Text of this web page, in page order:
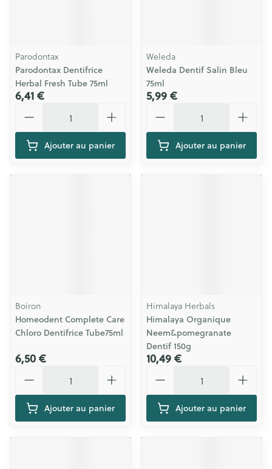
Parodontax
Parodontax Dentifrice
Herbal Fresh Tube 75ml
6,41 €
Ajouter au panier
Weleda
Weleda Dentif Salin Bleu
75ml
5,99 €
Ajouter au panier
Boiron
Homeodent Complete Care
Chloro Dentifrice Tube75ml
6,50 €
Ajouter au panier
Himalaya Herbals
Himalaya Organique
Neem&pomegranate
Dentif 150g
10,49 €
Ajouter au panier